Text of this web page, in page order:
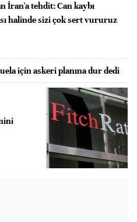
İran'a tehdit: Can kaybı
halinde sizi çok sert vururuz
için askeri planına dur dedi